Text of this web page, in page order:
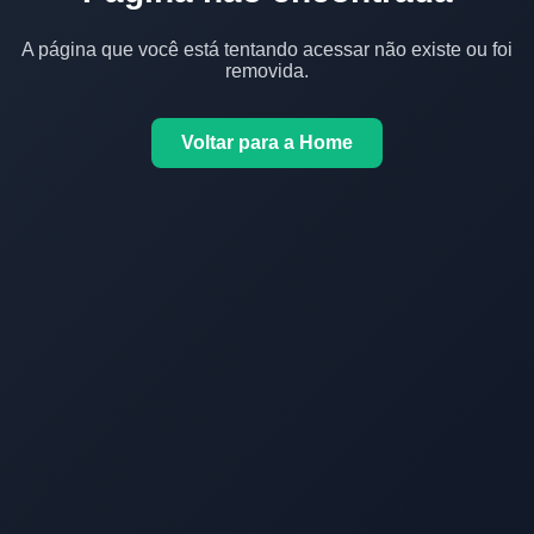
A página que você está tentando acessar não existe ou foi
removida.
Voltar para a Home